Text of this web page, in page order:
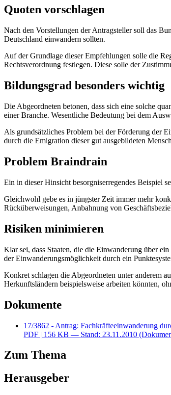
Quoten vorschlagen
Nach den Vorstellungen der Antragsteller soll das
Deutschland einwandern sollten.
Auf der Grundlage dieser Empfehlungen solle die
Rechtsverordnung festlegen. Diese solle der
Bildungsgrad besonders wichtig
Die Abgeordneten betonen, dass sich eine solche
einer Branche. Wesentliche Bedeutung bei dem
Als grundsätzliches Problem bei der Förderung der
durch die Emigration dieser gut ausgebildeten
Problem Braindrain
Ein in dieser Hinsicht besorgniserregendes Beispiel
Gleichwohl gebe es in jüngster Zeit immer mehr
Rücküberweisungen, Anbahnung von
Risiken minimieren
Klar sei, dass Staaten, die die Einwanderung über
der Einwanderungsmöglichkeit durch ein
Konkret schlagen die Abgeordneten unter anderem
Herkunftsländern beispielsweise arbeiten könnten,
Dokumente
17/3862 - Antrag: Fachkräfteeinwanderung
PDF | 156 KB — Stand: 23.11.2010
Zum Thema
Herausgeber